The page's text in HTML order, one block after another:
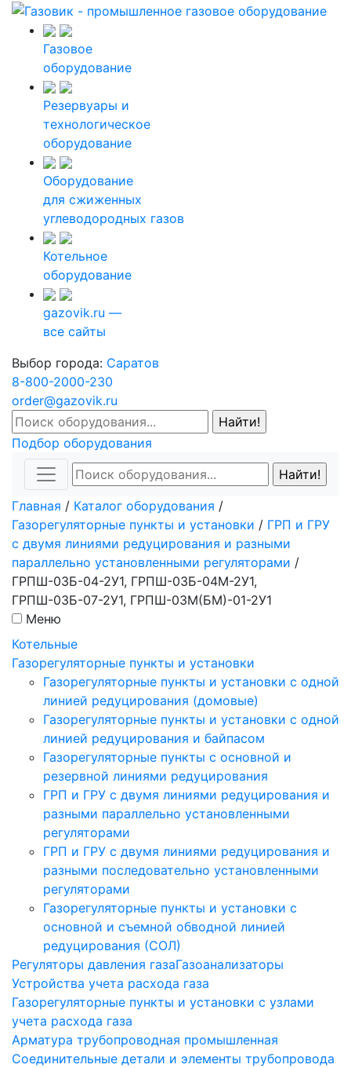
Газовое
оборудование
Резервуары и
технологическое
оборудование
Оборудование
для сжиженных
углеводородных газов
Котельное
оборудование
gazovik.ru —
все сайты
Выбор города: Саратов
8-800-2000-230
order@gazovik.ru
Подбор оборудования
Главная / Каталог оборудования /
Газорегуляторные пункты и установки / ГРП и ГРУ
с двумя линиями редуцирования и разными
параллельно установленными регуляторами /
ГРПШ-03Б-04-2У1, ГРПШ-03Б-04М-2У1,
ГРПШ-03Б-07-2У1, ГРПШ-03М(БМ)-01-2У1
Меню
Котельные
Газорегуляторные пункты и установки
Газорегуляторные пункты и установки с одной
линией редуцирования (домовые)
Газорегуляторные пункты и установки с одной
линией редуцирования и байпасом
Газорегуляторные пункты с основной и
резервной линиями редуцирования
ГРП и ГРУ с двумя линиями редуцирования и
разными параллельно установленными
регуляторами
ГРП и ГРУ с двумя линиями редуцирования и
разными последовательно установленными
регуляторами
Газорегуляторные пункты и установки с
основной и съемной обводной линией
редуцирования (СОЛ)
Регуляторы давления газаГазоанализаторы
Устройства учета расхода газа
Газорегуляторные пункты и установки с узлами
учета расхода газа
Арматура трубопроводная промышленная
Соединительные детали и элементы трубопровода